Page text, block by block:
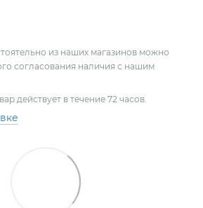
из наших магазинов можно
согласования наличия с нашим
действует в течение 72 часов.